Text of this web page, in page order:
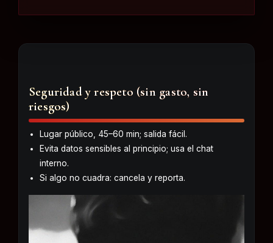
Seguridad y respeto (sin gasto, sin
riesgos)
Lugar público, 45–60 min; salida fácil.
Evita datos sensibles al principio; usa el chat
interno.
Si algo no cuadra: cancela y reporta.